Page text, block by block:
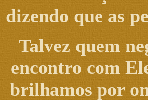
dizendo que as
Talvez quem
encontro com
brilhamos por